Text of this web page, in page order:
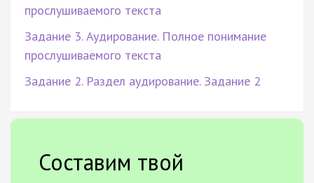
прослушиваемого текста
Задание 3. Аудирование. Полное понимание
прослушиваемого текста
Задание 2. Раздел аудирование. Задание 2
Составим твой